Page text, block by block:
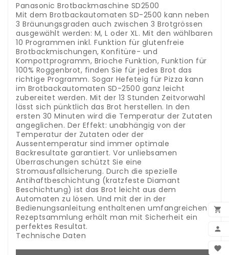



Panasonic Brotbackmaschine SD2500
Mit dem Brotbackautomaten SD-2500 kann neben
3 Bräunungsgraden auch zwischen 3 Brotgrössen
ausgewählt werden: M, L oder XL. Mit den wählbaren
10 Programmen inkl. Funktion für glutenfreie
Brotbackmischungen, Konfitüre- und
Kompottprogramm, Brioche Funktion, Funktion für
100% Roggenbrot, finden Sie für jedes Brot das
richtige Programm. Sogar Hefeteig für Pizza kann
im Brotbackautomaten SD-2500 ganz leicht
zubereitet werden. Mit der 13 Stunden Zeitvorwahl
lässt sich pünktlich das Brot herstellen. In den
ersten 30 Minuten wird die Temperatur der Zutaten
angeglichen. Der Effekt: unabhängig von der
Temperatur der Zutaten oder der
Aussentemperatur sind immer optimale
Backresultate garantiert. Vor unliebsamen
Überraschungen schützt Sie eine
Stromausfallsicherung. Durch die spezielle
Antihaftbeschichtung (kratzfeste Diamant
Beschichtung) ist das Brot leicht aus dem
Automaten zu lösen. Und mit der in der
Bedienungsanleitung enthaltenen umfangreichen
Rezeptsammlung erhält man mit Sicherheit ein
perfektes Resultat.
Technische Daten